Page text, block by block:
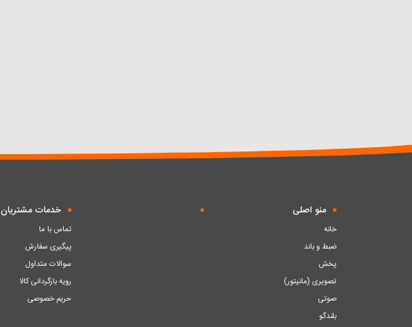
منو اصلی
خانه
ضبط و باند
پخش
تصویری (مانیتور)
صوتی
بلندگو
خدمات مشتریان
تماس با ما
پیگیری سفارش
سوالات متداول
رویه بازگردانی کالا
حریم خصوصی